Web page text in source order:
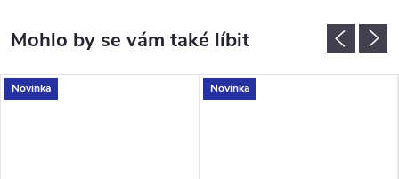
Novinka Novinka